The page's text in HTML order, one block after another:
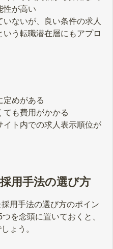
性が高い
いないが、良い条件の求人
う転職潜在層にもアプロ
定めがある
ても費用がかかる
ト内での求人表示順位が
用手法の選び方
用手法の選び方のポイン
を念頭に置いておくと、
ょう。